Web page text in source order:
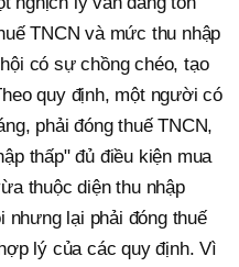
TNCN và mức thu nhập
có sự chồng chéo, tạo
quy định, một người có
phải đóng thuế TNCN,
thấp" đủ điều kiện mua
thuộc diện thu nhập
nhưng lại phải đóng thuế
lý của các quy định. Vì